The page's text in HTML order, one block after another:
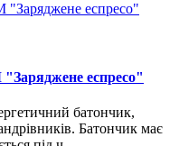
еспресо"
батончик,
Батончик має